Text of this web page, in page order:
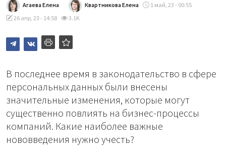
Авторы
Архив
Подписка
Агаева Елена Квартникова Елена
1 май, 23 - 00:55
26 апр, 23 - 14:58
3.1K
В последнее время в законодательство в сфере
персональных данных были внесены
значительные изменения, которые могут
существенно повлиять на бизнес-процессы
компаний. Какие наиболее важные
нововведения нужно учесть?